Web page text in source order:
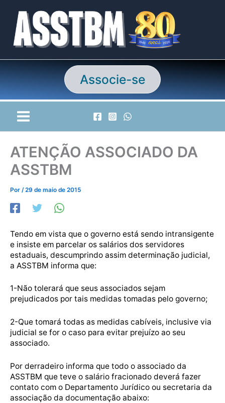
conteúdo
Associe-se
ATENÇÃO ASSOCIADO DA
ASSTBM
Por /29 de maio de 2015
Tendo em vista que o governo está sendo intransigente
e insiste em parcelar os salários dos servidores
estaduais, descumprindo assim determinação judicial,
a ASSTBM informa que:
1-Não tolerará que seus associados sejam
prejudicados por tais medidas tomadas pelo governo;
2-Que tomará todas as medidas cabíveis, inclusive via
judicial se for o caso para evitar prejuízo ao seu
associado.
Por derradeiro informa que todo o associado da
ASSTBM que teve o salário fracionado deverá fazer
contato com o Departamento Jurídico ou secretaria da
associação da documentação abaixo: